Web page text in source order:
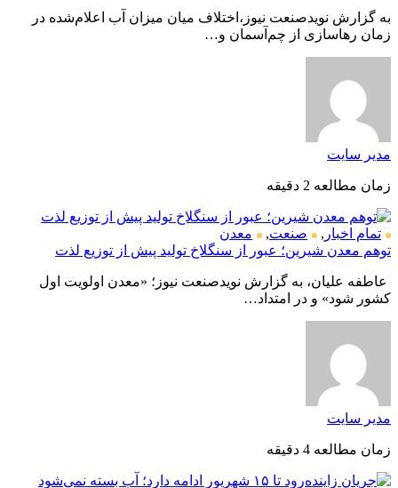
به گزارش نویدصنعت نیوز،اختلاف میان میزان آب اعلام‌شده در
زمان رهاسازی از چم‌آسمان و…
مدیر سایت
زمان مطالعه 2 دقیقه
تمام اخبار , صنعت,
معدن
توهم معدن شیرین؛ عبور از سنگلاخ تولید پیش از توزیع لذت
عاطفه علیان، به گزارش نویدصنعت نیوز؛ «معدن اولویت اول
کشور شود» و در امتداد…
مدیر سایت
زمان مطالعه 4 دقیقه